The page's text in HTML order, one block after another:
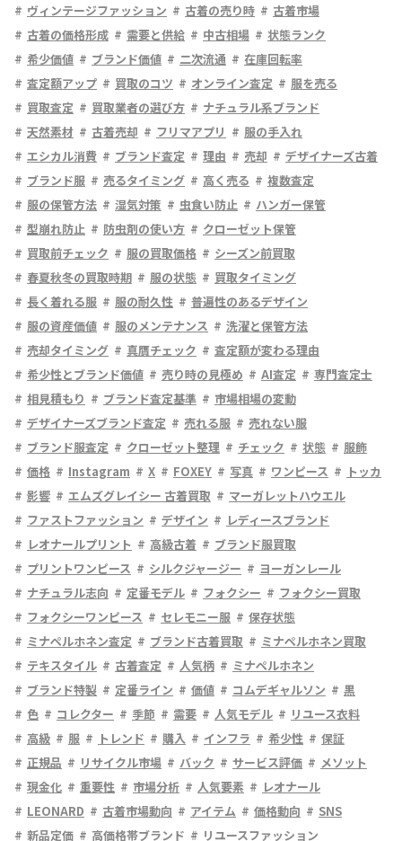
ヴィンテージファッション
古着の売り時
古着市場
古着の価格形成
需要と供給 中古相場
状態ランク
希少価値
ブランド価値 二次流通
在庫回転率
査定額アップ
買取のコツ オンライン査定
服を売る
買取査定
買取業者の選び方
ナチュラル系ブランド
天然素材
古着売却 フリマアプリ
服の手入れ
エシカル消費
ブランド査定 理由 売却
デザイナーズ古着
ブランド服
売るタイミング 高く売る
複数査定
服の保管方法
湿気対策 虫食い防止
ハンガー保管
型崩れ防止
防虫剤の使い方
クローゼット保管
買取前チェック
服の買取価格
シーズン前買取
春夏秋冬の買取時期
服の状態
買取タイミング
長く着れる服
服の耐久性
普遍性のあるデザイン
服の資産価値
服のメンテナンス
洗濯と保管方法
売却タイミング
真贋チェック
査定額が変わる理由
希少性とブランド価値
売り時の見極め AI査定
専門査定士
相見積もり
ブランド査定基準
市場相場の変動
デザイナーズブランド査定
売れる服
売れない服
ブランド服査定
クローゼット整理 チェック 状態
服飾
価格
Instagram X FOXEY 写真 ワンピース
トッカ
影響
エムズグレイシー 古着買取
マーガレットハウエル
ファストファッション
デザイン
レディースブランド
レオナールプリント
高級古着
ブランド服買取
プリントワンピース
シルクジャージー
ヨーガンレール
ナチュラル志向
定番モデル フォクシー
フォクシー買取
フォクシーワンピース
セレモニー服
保存状態
ミナペルホネン査定
ブランド古着買取
ミナペルホネン買取
テキスタイル
古着査定 人気柄
ミナペルホネン
ブランド特製
定番ライン 価値 コムデギャルソン
黒
色
コレクター 季節 需要 人気モデル
リユース衣料
高級
服 トレンド 購入 インフラ 希少性
保証
正規品
リサイクル市場 バック サービス評価
メソット
現金化
重要性 市場分析 人気要素
レオナール
LEONARD
古着市場動向 アイテム 価格動向
SNS
新品定価
高価格帯ブランド リユースファッション